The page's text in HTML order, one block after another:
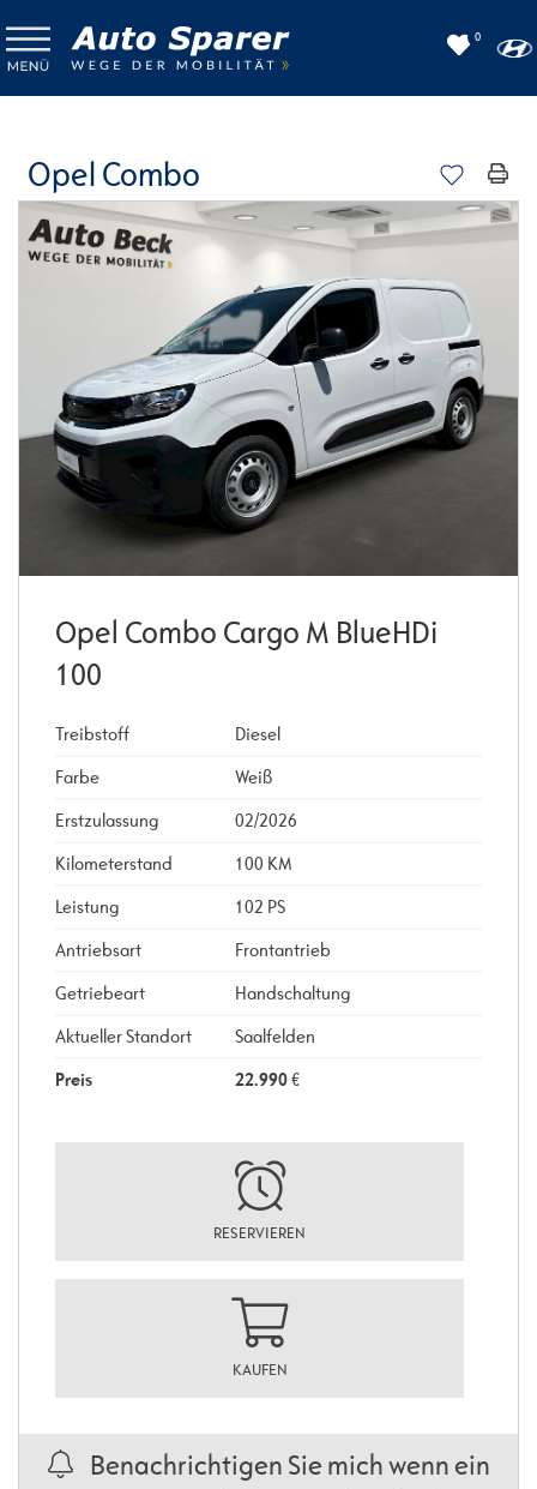
0
Opel Combo
Opel Combo Cargo M BlueHDi
100
Treibstoff
Diesel
Farbe
Weiß
Erstzulassung
02/2026
Kilometerstand
100 KM
Leistung
102 PS
Antriebsart
Frontantrieb
Getriebeart
Handschaltung
Aktueller Standort
Saalfelden
Preis
22.990€
RESERVIEREN
KAUFEN
Benachrichtigen Sie mich wenn ein